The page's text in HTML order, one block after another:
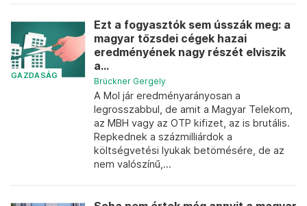
GAZDASÁG
Ezt a fogyasztók sem ússzák meg: a
magyar tőzsdei cégek hazai
eredményének nagy részét elviszik
a...
Brückner Gergely
A Mol jár eredményarányosan a
legrosszabbul, de amit a Magyar Telekom,
az MBH vagy az OTP kifizet, az is brutális.
Repkednek a százmilliárdok a
költségvetési lyukak betömésére, de az
nem valószínű,...